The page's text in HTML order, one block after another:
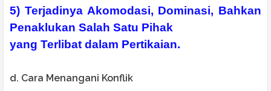
5) Terjadinya Akomodasi, Dominasi, Bahkan
Penaklukan Salah Satu Pihak
yang Terlibat dalam Pertikaian.
d. Cara Menangani Konflik